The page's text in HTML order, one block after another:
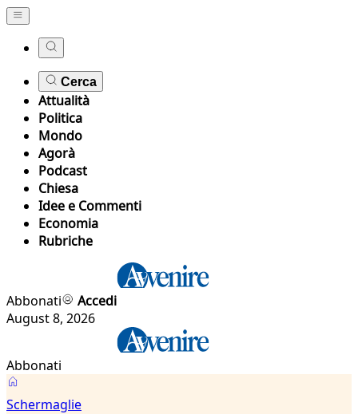
Cerca
Attualità
Politica
Mondo
Agorà
Podcast
Chiesa
Idee e Commenti
Economia
Rubriche
Abbonati
Accedi
August 8, 2026
Abbonati
Schermaglie